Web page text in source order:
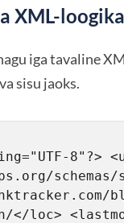
XML-
iga tavaline
sisu jaoks.
8"?>
</loc>